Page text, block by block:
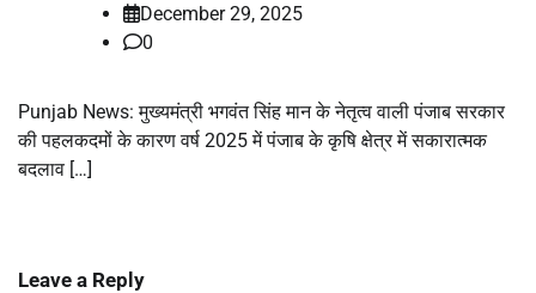
December 29, 2025
0
Punjab News: मुख्यमंत्री भगवंत सिंह मान के नेतृत्व वाली पंजाब सरकार
की पहलकदमों के कारण वर्ष 2025 में पंजाब के कृषि क्षेत्र में सकारात्मक
बदलाव […]
Leave a Reply